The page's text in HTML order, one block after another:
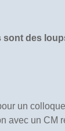
des
un
un CM